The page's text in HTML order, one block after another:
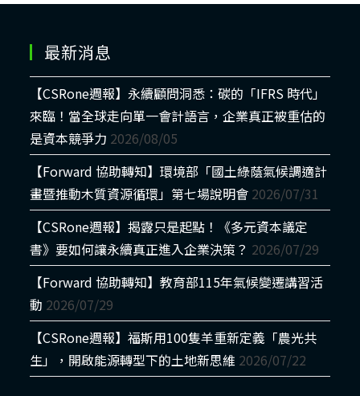
最新消息
【CSRone週報】永續顧問洞悉：碳的「IFRS 時代」
來臨！當全球走向單一會計語言，企業真正被重估的
是資本競爭力 2026/08/05
【Forward 協助轉知】環境部「國土綠蔭氣候調適計
畫暨推動木質資源循環」第七場說明會 2026/07/31
【CSRone週報】揭露只是起點！《多元資本議定
書》要如何讓永續真正進入企業決策？ 2026/07/29
【Forward 協助轉知】教育部115年氣候變遷講習活
動 2026/07/29
【CSRone週報】福斯用100隻羊重新定義「農光共
生」，開啟能源轉型下的土地新思維 2026/07/22